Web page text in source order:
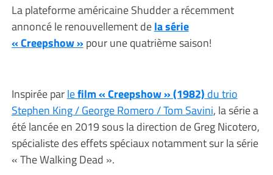
La plateforme américaine Shudder a récemment
annoncé le renouvellement dela série
« Creepshow »pour une quatrième saison!
Inspirée parlefilm « Creepshow » (1982) du trio
Stephen King / George Romero / Tom Savini, la série a
été lancée en 2019 sous la direction de Greg Nicotero,
spécialiste des effets spéciaux notamment sur la série
« The Walking Dead ».